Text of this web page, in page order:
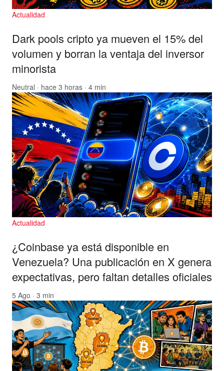
Actualidad
Dark pools cripto ya mueven el 15% del
volumen y borran la ventaja del inversor
minorista
Neutral · hace 3 horas · 4 min
Actualidad
¿Coinbase ya está disponible en
Venezuela? Una publicación en X genera
expectativas, pero faltan detalles oficiales
5 Ago · 3 min